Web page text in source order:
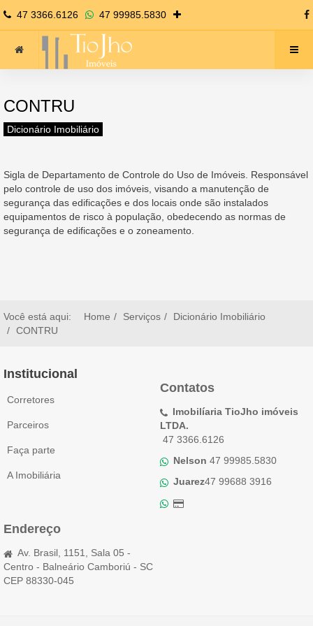
47 3366.6126 47 99985.5830
CONTRU
Dicionário Imobiliário
Sigla de Departamento de Controle do Uso de Imóveis. Responsável
pelo controle de uso dos imóveis, visando a manutenção de
segurança das edificações e dos locais onde são instalados
equipamentos de risco à população, obedecendo as normas de
segurança de edificações e o zoneamento.
Você está aqui: Home Serviços
Dicionário Imobiliário
CONTRU
Institucional
Corretores
Parceiros
Faça parte
A Imobiliária
Contatos
Imobilíaria TioJho imóveis
LTDA.
47 3366.6126
Nelson 47 99985.5830
Juarez47 99688 3916
Endereço
Av. Brasil, 1151, Sala 05 -
Centro - Balneário Camboriú - SC
CEP 88330-045